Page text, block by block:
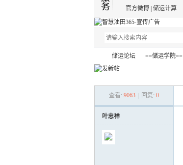
官方微博 储运计算
储运论坛 ==储运学院==
查看: 9063 回复: 0
叶忠祥